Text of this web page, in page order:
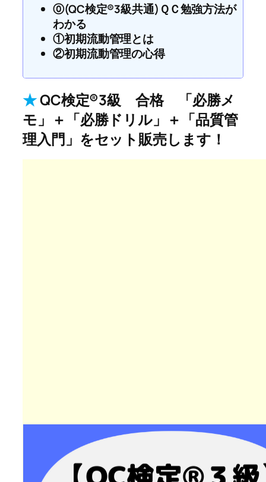
⓪(QC検定®3級共通)ＱＣ勉強方法が
わかる
①初期流動管理とは
②初期流動管理の心得
★QC検定®3級 合格 「必勝メ
モ」＋「必勝ドリル」＋「品質管
理入門」をセット販売します！